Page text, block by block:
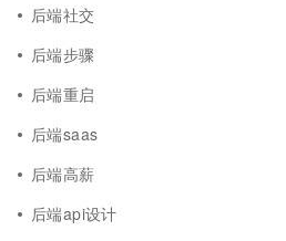
后端社交
后端步骤
后端重启
后端saas
后端高薪
后端api设计